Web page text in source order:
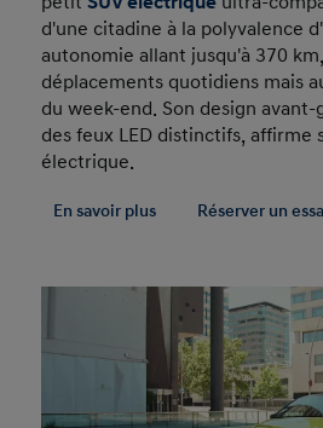
d'une citadine à la polyvalence
autonomie allant jusqu'à 370
déplacements quotidiens mais
du week-end. Son design
des feux LED distinctifs, affirme
électrique.
En savoir plus Réserver un